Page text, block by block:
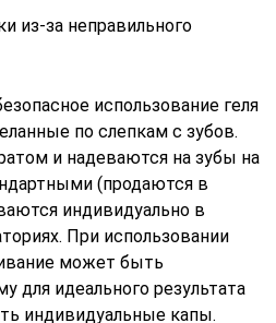
из-за неправильного
использование геля
по слепкам с зубов.
и надеваются на зубы на
(продаются в
индивидуально в
При использовании
может быть
для идеального результата
индивидуальные капы.